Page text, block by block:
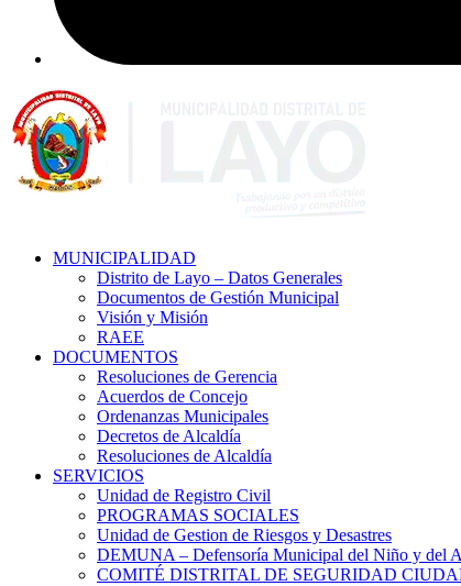
MUNICIPALIDAD
Distrito de Layo – Datos Generales
Documentos de Gestión Municipal
Visión y Misión
RAEE
DOCUMENTOS
Resoluciones de Gerencia
Acuerdos de Concejo
Ordenanzas Municipales
Decretos de Alcaldía
Resoluciones de Alcaldía
SERVICIOS
Unidad de Registro Civil
PROGRAMAS SOCIALES
Unidad de Gestion de Riesgos y Desastres
DEMUNA – Defensoría Municipal del Niño y del
COMITÉ DISTRITAL DE SEGURIDAD